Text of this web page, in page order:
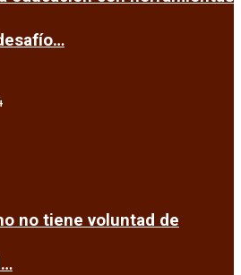
no tiene voluntad de